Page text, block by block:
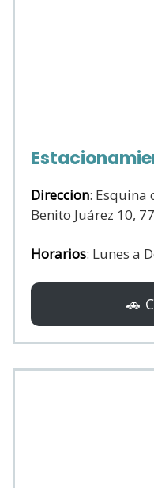
Direccion: Esquina
Benito Juárez 10,
Horarios: Lunes a
🚗